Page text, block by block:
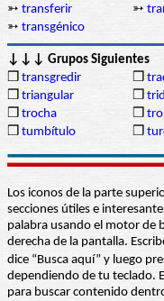
➳ transferir ➳
➳ transgénico
↓↓↓ Grupos Siguientes
❒ transgredir ❒
❒ triangular ❒
❒ trocha ❒
❒ tumbítulo ❒
Los iconos de la parte
secciones útiles e
palabra usando el motor de
derecha de la pantalla.
dice “Busca aquí” y luego
dependiendo de tu teclado.
para buscar contenido